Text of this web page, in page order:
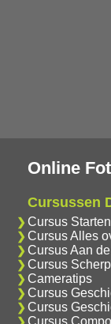
Online
Cursussen
Cursus
Cursus Alles
Cursus Aan
Cursus
Cameratips
Cursus
Cursus
Cursus